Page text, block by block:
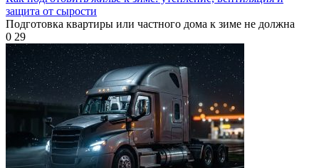
защита от сырости
Подготовка квартиры или частного дома к зиме не должна
0 29